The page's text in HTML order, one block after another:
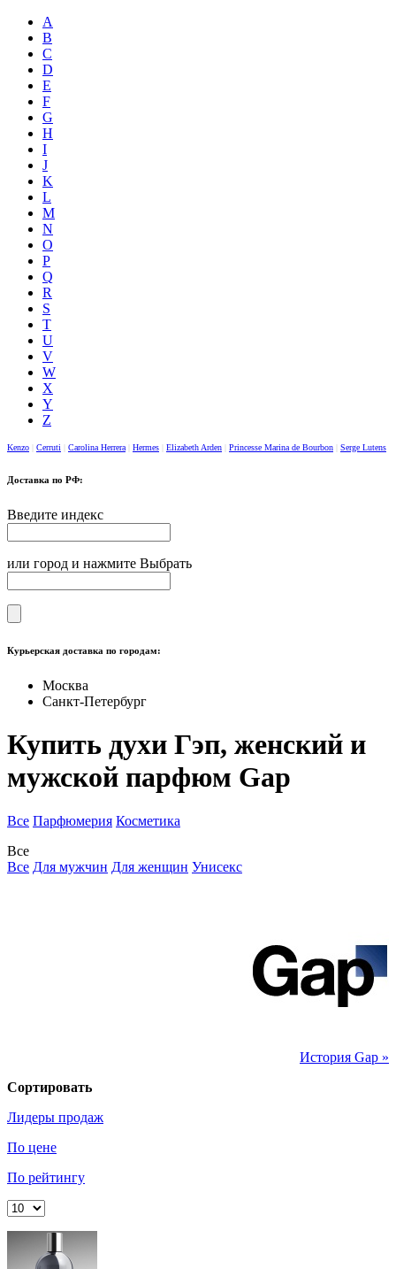
A
B
C
D
E
F
G
H
I
J
K
L
M
N
O
P
Q
R
S
T
U
V
W
X
Y
Z
Kenzo Cerruti Carolina Herrera Hermes Elizabeth Arden Princesse Marina de Bourbon Serge Lutens
Доставка по РФ:
Введите индекс
или город и нажмите Выбрать
Курьерская доставка по городам:
Москва
Санкт-Петербург
Купить духи Гэп, женский и
мужской парфюм Gap
Все Парфюмерия Косметика
Все
Все Для мужчин Для женщин Унисекс
История Gap »
Сортировать
Лидеры продаж
По цене
По рейтингу